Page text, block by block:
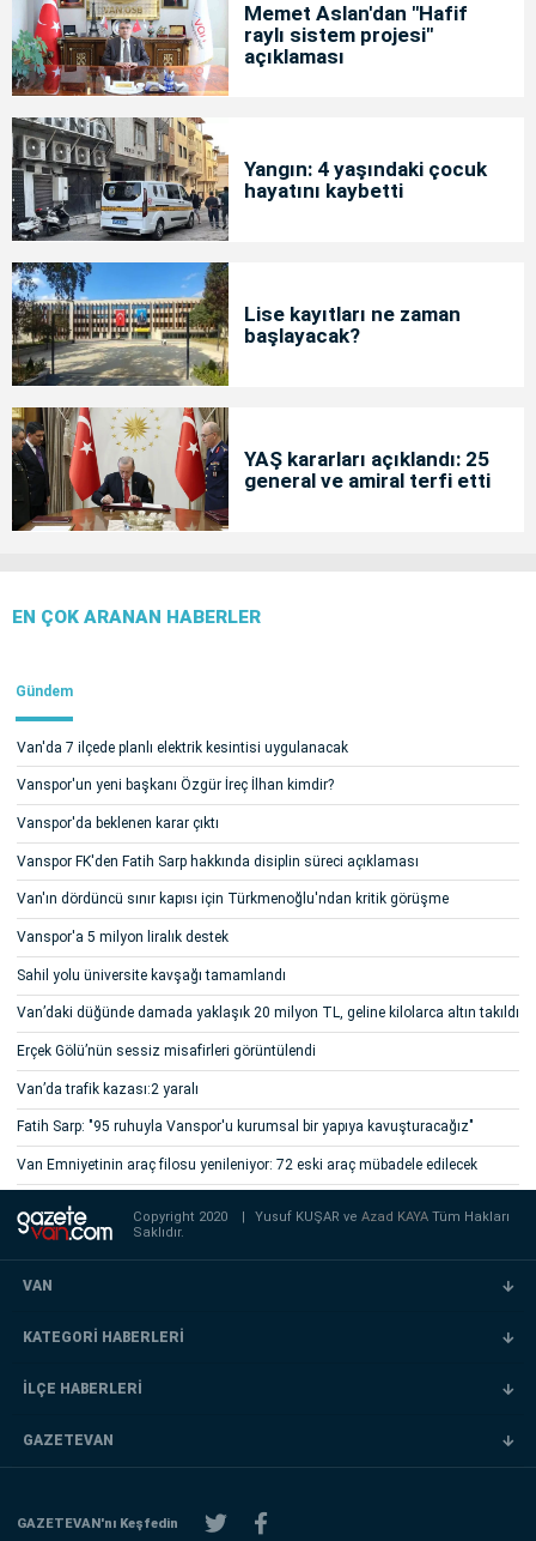
Memet Aslan'dan "Hafif
raylı sistem projesi"
açıklaması
Yangın: 4 yaşındaki çocuk
hayatını kaybetti
Lise kayıtları ne zaman
başlayacak?
YAŞ kararları açıklandı: 25
general ve amiral terfi etti
EN ÇOK ARANAN HABERLER
Gündem
Van'da 7 ilçede planlı elektrik kesintisi uygulanacak
Vanspor'un yeni başkanı Özgür İreç İlhan kimdir?
Vanspor'da beklenen karar çıktı
Vanspor FK'den Fatih Sarp hakkında disiplin süreci açıklaması
Van'ın dördüncü sınır kapısı için Türkmenoğlu'ndan kritik görüşme
Vanspor'a 5 milyon liralık destek
Sahil yolu üniversite kavşağı tamamlandı
Van’daki düğünde damada yaklaşık 20 milyon TL, geline kilolarca altın takıldı
Erçek Gölü’nün sessiz misafirleri görüntülendi
Van’da trafik kazası:2 yaralı
Fatih Sarp: "95 ruhuyla Vanspor'u kurumsal bir yapıya kavuşturacağız"
Van Emniyetinin araç filosu yenileniyor: 72 eski araç mübadele edilecek
Copyright 2020 | Yusuf KUŞAR veAzad KAYATüm Hakları
Saklıdır.
VAN
KATEGORİ HABERLERİ
İLÇE HABERLERİ
GAZETEVAN
GAZETEVAN'nı Keşfedin